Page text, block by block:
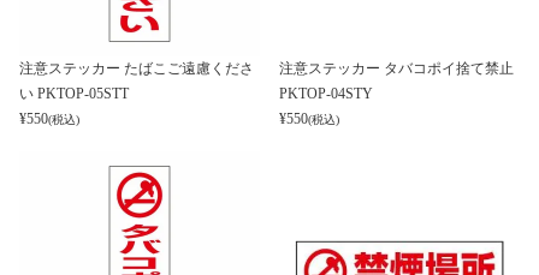
注意ステッカー たばこご遠慮くださ
い PKTOP-05STT
¥550(税込)
注意ステッカー タバコポイ捨て禁止
PKTOP-04STY
¥550(税込)